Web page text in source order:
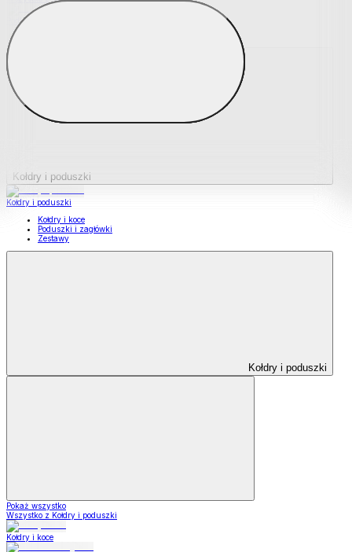
Podkładki na materace
Materace nawierzchniowe
Kołdry i poduszki
Kołdry i poduszki
Kołdry i koce
Poduszki i zagłówki
Zestawy
Kołdry i poduszki
Pokaż wszystko
Wszystko z Kołdry i poduszki
Kołdry i koce